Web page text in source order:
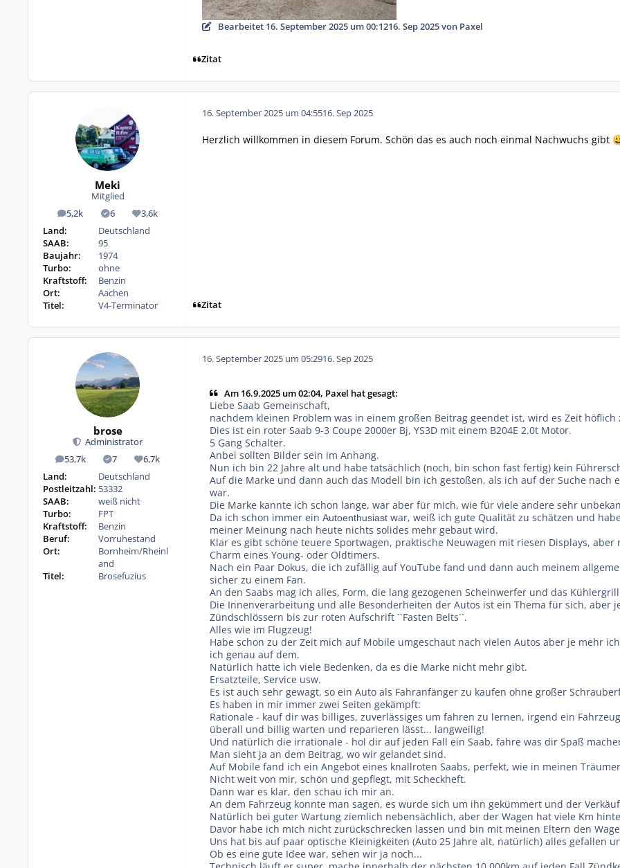
Bearbeitet 16. September 2025 um 00:1216. Sep 2025von Paxel
Zitat
Meki
Mitglied
5,2k
Beiträge 6
Lösungen3,6k
Reputation
Land:
Deutschland
SAAB:
95
Baujahr:
1974
Turbo:
ohne
Kraftstoff:
Benzin
Ort:
Aachen
Titel:
V4-Terminator
16. September 2025 um 04:5516. Sep 2025
Herzlich willkommen in diesem Forum. Schön das es auch noch einmal Nachwuchs gibt
Zitat
brose
Administrator
53,7k
Beiträge 7
Lösungen6,7k
Reputation
Land:
Deutschland
Postleitzahl: 53332
SAAB:
weiß nicht
Turbo:
FPT
Kraftstoff:
Benzin
Beruf:
Vorruhestand
Ort:
Bornheim/Rheinl
and
Titel:
Brosefuzius
16. September 2025 um 05:2916. Sep 2025
Am 16.9.2025 um 02:04, Paxel hat gesagt:
Liebe Saab Gemeinschaft,
nachdem kleinen Problem was in einem großen Beitrag geendet ist, wird es Zeit
Dies ist ein roter Saab 9-3 Coupe 2000er Bj, YS3D mit einem B204E 2.0t Motor.
5 Gang Schalter.
Anbei sollten Bilder sein im Anhang.
Nun ich bin 22 Jahre alt und habe tatsächlich (noch, bin schon fast fertig) kein
Auf die Marke und dann auch das Modell bin ich gestoßen, als ich auf der Suche nach
war.
Die Marke kannte ich schon lange, war aber für mich, wie für viele andere sehr
Da ich schon immer einAutoenthusiast war, weiß ich gute Qualität zu schätzen und
meiner Meinung nach heute nichts solides mehr gebaut wird.
Klar es gibt schöne teuere Sportwagen, praktische Neuwagen mit riesen Displays,
Charm eines Young- oder Oldtimers.
Nach ein Paar Dokus, die ich zufällig auf YouTube fand und dann auch meinem
sicher zu einem Fan.
An den Saabs mag ich alles, Form, die lang gezogenen Scheinwerfer und das
Die Innenverarbeitung und alle Besonderheiten der Autos ist ein Thema für sich, aber
Zündschlössern bis zur roten Aufschrift ``Fasten Belts``.
Alles wie im Flugzeug!
Habe schon zu der Zeit mich auf Mobile umgeschaut nach vielen Autos aber je mehr
ich genau auf dem.
Natürlich hatte ich viele Bedenken, da es die Marke nicht mehr gibt.
Ersatzteile, Service usw.
Es ist auch sehr gewagt, so ein Auto als Fahranfänger zu kaufen ohne großer
Es haben in mir immer zwei Seiten gekämpft:
Rationale - kauf dir was billiges, zuverlässiges um fahren zu lernen, irgend ein
überall und billig warten und reparieren lässt... langweilig!
Und natürlich die irrationale - hol dir auf jeden Fall ein Saab, fahre was dir Spaß
Man sieht ja an dem Beitrag, wo wir gelandet sind.
Auf Mobile fand ich ein Angebot eines knallroten Saabs, perfekt, wie in meinen
Nicht weit von mir, schön und gepflegt, mit Scheckheft.
Dann war es klar, den schau ich mir an.
An dem Fahrzeug konnte man sagen, es wurde sich um ihn gekümmert und der
Natürlich bei guter Wartung ziemlich nebensächlich, aber der Wagen hat viele Km
Davor habe ich mich nicht zurückschrecken lassen und bin mit meinen Eltern den
Uns hat bis auf paar optische Kleinigkeiten (Auto 25 Jahre alt, natürlich) alles gefallen
Ob es eine gute Idee war, sehen wir ja noch...